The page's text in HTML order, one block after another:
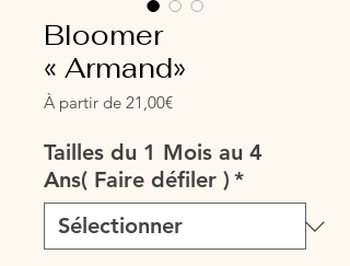
Bloomer
« Armand»
À partir de 21,00€Prix
Tailles du 1 Mois au 4
Ans( Faire défiler ) *